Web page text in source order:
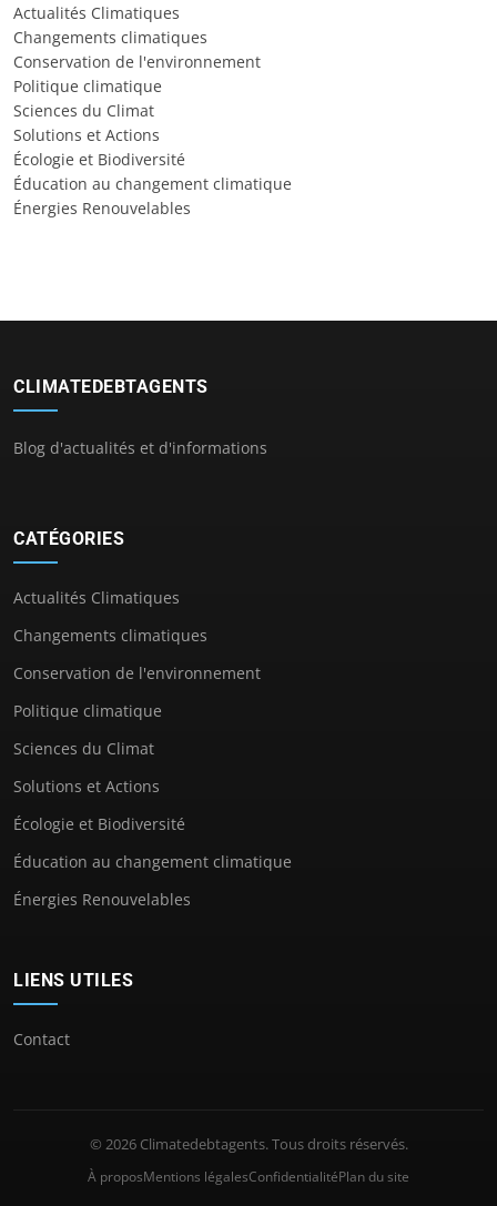
Actualités Climatiques
Changements climatiques
Conservation de l'environnement
Politique climatique
Sciences du Climat
Solutions et Actions
Écologie et Biodiversité
Éducation au changement climatique
Énergies Renouvelables
CLIMATEDEBTAGENTS
Blog d'actualités et d'informations
CATÉGORIES
Actualités Climatiques
Changements climatiques
Conservation de l'environnement
Politique climatique
Sciences du Climat
Solutions et Actions
Écologie et Biodiversité
Éducation au changement climatique
Énergies Renouvelables
LIENS UTILES
Contact
© 2026 Climatedebtagents. Tous droits réservés.
À proposMentions légalesConfidentialitéPlan du site